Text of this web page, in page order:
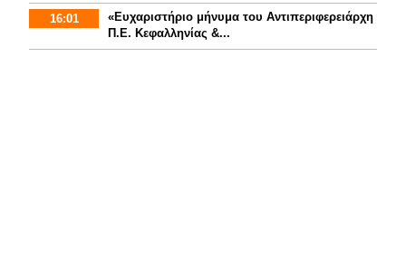
16:01
«Ευχαριστήριο μήνυμα του Αντιπεριφερειάρχη
Π.Ε. Κεφαλληνίας &...